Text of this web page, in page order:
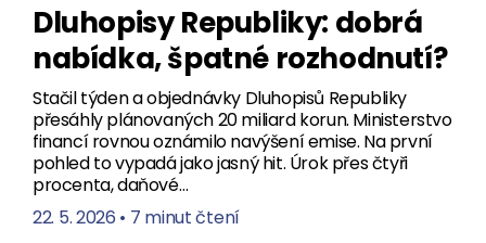
Dluhopisy Republiky: dobrá
nabídka, špatné rozhodnutí?
Stačil týden a objednávky Dluhopisů Republiky
přesáhly plánovaných 20 miliard korun. Ministerstvo
financí rovnou oznámilo navýšení emise. Na první
pohled to vypadá jako jasný hit. Úrok přes čtyři
procenta, daňové…
22. 5. 2026 • 7 minut čtení